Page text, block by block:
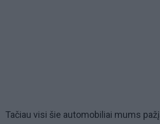
Tačiau visi šie automobiliai mums